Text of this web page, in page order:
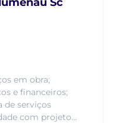
em obra;
e financeiros;
de serviços
com projeto...